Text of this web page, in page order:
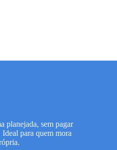
planejada, sem pagar
para quem mora